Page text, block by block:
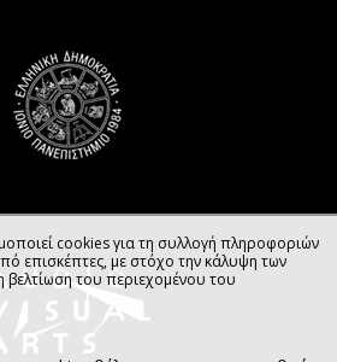
cookies για τη συλλογή πληροφοριών
επισκέπτες, με στόχο την κάλυψη των
βελτίωση του περιεχομένου του